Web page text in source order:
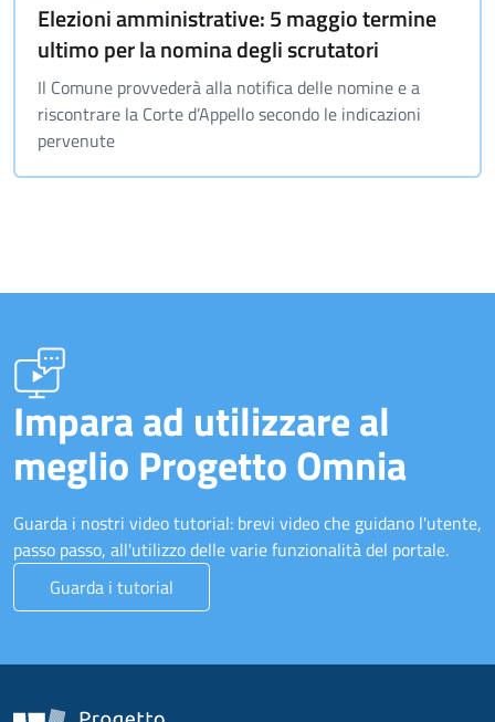
Elezioni amministrative: 5 maggio termine
ultimo per la nomina degli scrutatori
Il Comune provvederà alla notifica delle nomine e a
riscontrare la Corte d’Appello secondo le indicazioni
pervenute
Impara ad utilizzare al
meglio Progetto Omnia
Guarda i nostri video tutorial: brevi video che guidano l'utente,
passo passo, all'utilizzo delle varie funzionalità del portale.
Guarda i tutorial